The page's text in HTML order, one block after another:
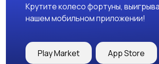
Крутите колесо фортуны,
нашем мобильном приложении!
Play Market App Store